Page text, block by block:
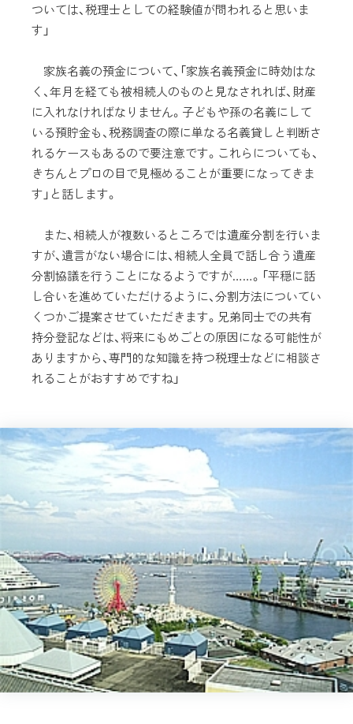
ついては、税理士としての経験値が問われると思いま
す」
家族名義の預金について、「家族名義預金に時効はな
く、年月を経ても被相続人のものと見なされれば、財産
に入れなければなりません。子どもや孫の名義にして
いる預貯金も、税務調査の際に単なる名義貸しと判断さ
れるケースもあるので要注意です。これらについても、
きちんとプロの目で見極めることが重要になってきま
す」と話します。
また、相続人が複数いるところでは遺産分割を行いま
すが、遺言がない場合には、相続人全員で話し合う遺産
分割協議を行うことになるようですが……。「平穏に話
し合いを進めていただけるように、分割方法についてい
くつかご提案させていただきます。兄弟同士での共有
持分登記などは、将来にもめごとの原因になる可能性が
ありますから、専門的な知識を持つ税理士などに相談さ
れることがおすすめですね」